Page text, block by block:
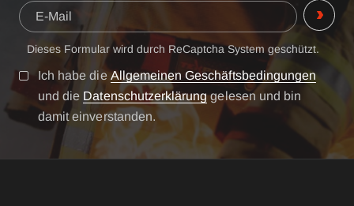
Dieses Formular wird durch ReCaptcha System geschützt.
Ich habe die Allgemeinen Geschäftsbedingungen
und die Datenschutzerklärunggelesen und bin
damit einverstanden.